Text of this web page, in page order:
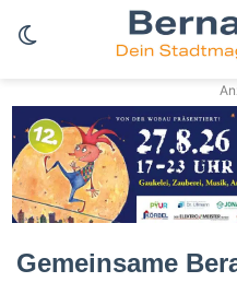
Skin umschalten
Gemeinsame